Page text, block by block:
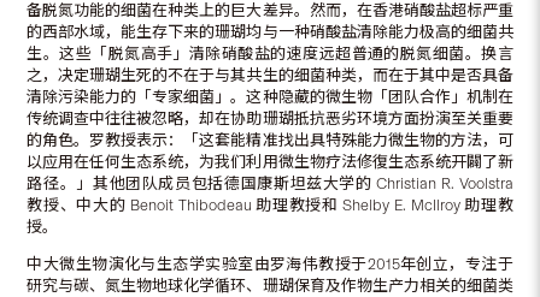
备脱氮功能的细菌在种类上的巨大差异。然而，在香港硝酸盐超标严重
的西部水域，能生存下来的珊瑚均与一种硝酸盐清除能力极高的细菌共
生。这些「脱氮高手」清除硝酸盐的速度远超普通的脱氮细菌。换言
之，决定珊瑚生死的不在于与其共生的细菌种类，而在于其中是否具备
清除污染能力的「专家细菌」。这种隐藏的微生物「团队合作」机制在
传统调查中往往被忽略，却在协助珊瑚抵抗恶劣环境方面扮演至关重要
的角色。罗教授表示：「这套能精准找出具特殊能力微生物的方法，可
以应用在任何生态系统，为我们利用微生物疗法修復生态系统开闢了新
路径。」其他团队成员包括德国康斯坦兹大学的 Christian R. Voolstra
教授、中大的 Benoit Thibodeau 助理教授和 Shelby E. McIlroy 助理教
授。
中大微生物演化与生态学实验室由罗海伟教授于2015年创立，专注于
研究与碳、氮生物地球化学循环、珊瑚保育及作物生产力相关的细菌类